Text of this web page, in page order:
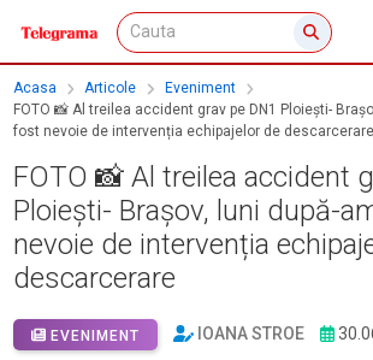
Acasa Articole
Eveniment
FOTO 📸 Al treilea accident grav pe DN1 Ploiești-
fost nevoie de intervenția echipajelor de descarcerare
FOTO 📸 Al treilea accident
Ploiești- Brașov, luni după-
nevoie de intervenția
descarcerare
EVENIMENT IOANA STROE